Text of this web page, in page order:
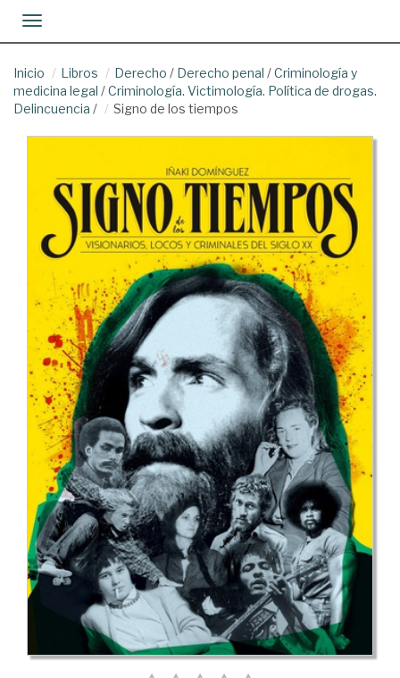
Toggle navigation
Inicio Libros Derecho / Derecho penal /Criminología y
medicina legal /Criminología. Victimología. Política de drogas.
Delincuencia / Signo de los tiempos